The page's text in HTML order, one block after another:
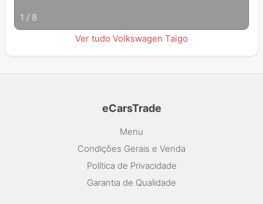
1 / 8
Ver tudo Volkswagen Taigo
eCarsTrade
Menu
Condições Gerais e Venda
Política de Privacidade
Garantia de Qualidade